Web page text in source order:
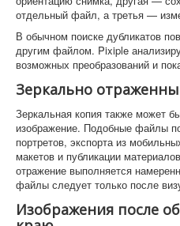
отдельный файл, а третья —
В обычном поиске дубликатов
другим файлом. Pixiple
возможных преобразований и
Зеркально
Зеркальная копия также может
изображение. Подобные файлы
портретов, экспорта из
макетов и публикации
отражение выполняется
файлы следует только после
Изображения после